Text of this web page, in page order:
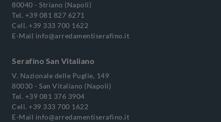
80040 - Striano (Napoli)
Tel. +39 081 827 6271
Cell. +39 333 700 1622
E-Mail info@arredamentiserafino.it
Serafino San Vitaliano
V. Nazionale delle Puglie, 149
80030 - San Vitaliano (Napoli)
Tel. +39 081 376 3904
Cell. +39 333 700 1622
E-Mail info@arredamentiserafino.it